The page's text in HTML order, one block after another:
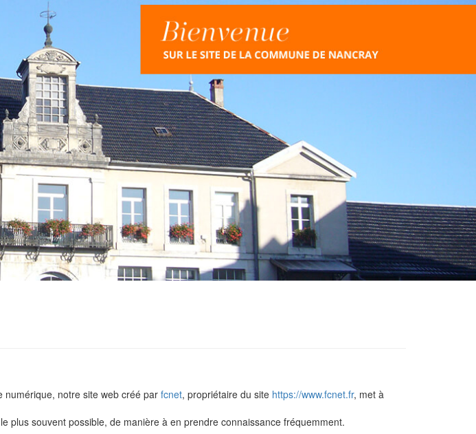
numérique, notre site web créé par fcnet, propriétaire du site https://www.fcnet.fr, met à
plus souvent possible, de manière à en prendre connaissance fréquemment.